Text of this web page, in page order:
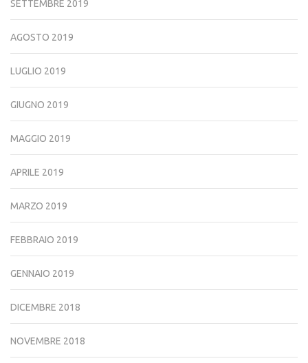
SETTEMBRE 2019
AGOSTO 2019
LUGLIO 2019
GIUGNO 2019
MAGGIO 2019
APRILE 2019
MARZO 2019
FEBBRAIO 2019
GENNAIO 2019
DICEMBRE 2018
NOVEMBRE 2018